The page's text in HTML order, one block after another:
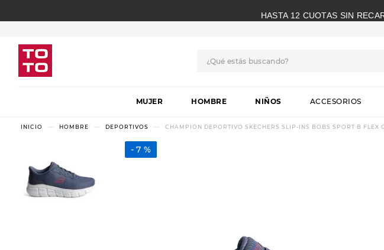
HASTA 12 CUOTAS SIN
MUJER HOMBRE NIÑOS ACCESORIOS
HOMBRE DEPORTIVOS CHAMPION DEPORTIVO SKECHERS SLIP-INS BOBS SPORT B FLEX
7 %
1.
botas
skechers
3